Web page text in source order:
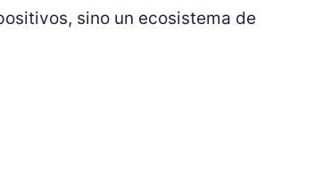
sino un ecosistema de